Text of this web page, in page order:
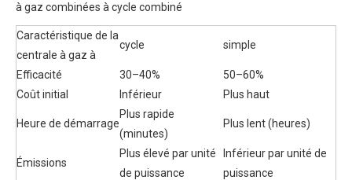
à gaz combinées à cycle combiné
Caractéristique de la
centrale à gaz à
cycle simple
Efficacité 30–40%
50–60%
Coût initial
Inférieur Plus haut
Heure de démarrage
Plus rapide
(minutes)
Plus lent (heures)
Émissions
Plus élevé par unité
de puissance
Inférieur par unité de
puissance